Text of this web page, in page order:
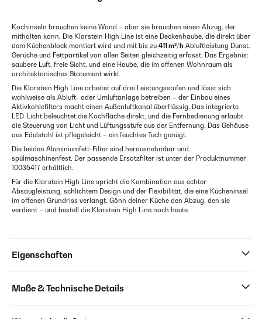
Kochinseln brauchen keine Wand – aber sie brauchen einen Abzug, der
mithalten kann. Die Klarstein High Line ist eine Deckenhaube, die direkt über
dem Küchenblock montiert wird und mit bis zu 411 m³/h Abluftleistung Dunst,
Gerüche und Fettpartikel von allen Seiten gleichzeitig erfasst. Das Ergebnis:
saubere Luft, freie Sicht, und eine Haube, die im offenen Wohnraum als
architektonisches Statement wirkt.
Die Klarstein High Line arbeitet auf drei Leistungsstufen und lässt sich
wahlweise als Abluft- oder Umluftanlage betreiben – der Einbau eines
Aktivkohlefilters macht einen Außenluftkanal überflüssig. Das integrierte
LED-Licht beleuchtet die Kochfläche direkt, und die Fernbedienung erlaubt
die Steuerung von Licht und Lüftungsstufe aus der Entfernung. Das Gehäuse
aus Edelstahl ist pflegeleicht – ein feuchtes Tuch genügt.
Die beiden Aluminiumfett-Filter sind herausnehmbar und
spülmaschinenfest. Der passende Ersatzfilter ist unter der Produktnummer
10035417 erhältlich.
Für die Klarstein High Line spricht die Kombination aus echter
Absaugleistung, schlichtem Design und der Flexibilität, die eine Kücheninsel
im offenen Grundriss verlangt. Gönn deiner Küche den Abzug, den sie
verdient – und bestell die Klarstein High Line noch heute.
Eigenschaften
Maße & Technische Details